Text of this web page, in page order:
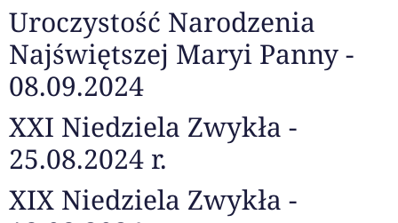
Uroczystość Narodzenia
Najświętszej Maryi Panny -
08.09.2024
XXI Niedziela Zwykła -
25.08.2024 r.
XIX Niedziela Zwykła -